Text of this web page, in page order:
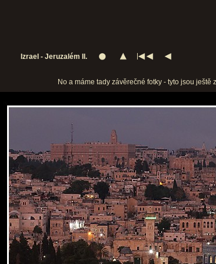
Izrael - Jeruzalém II.
No a máme tady závěrečné fotky - tyto jsou ještě